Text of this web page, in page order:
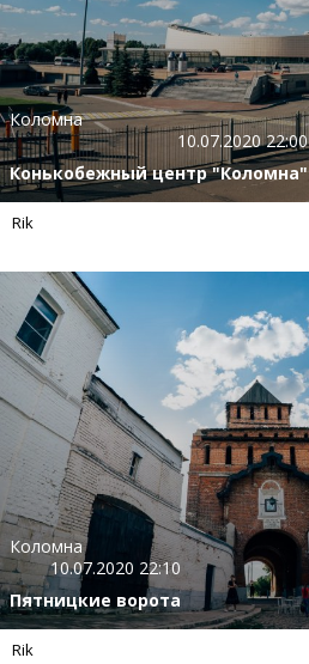
Коломна
10.07.2020 22:00
Конькобежный центр "Коломна"
Rik
Коломна
10.07.2020 22:10
Пятницкие ворота
Rik